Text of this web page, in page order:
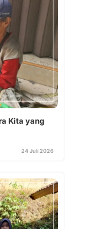
Kita yang
24 Juli 2026